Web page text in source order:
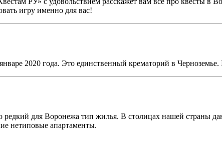
игру именно для вас!
2020 года. Это единственный крематорий в
редкий для Воронежа тип жилья. В столицах нашей
нетиповые апартаменты.